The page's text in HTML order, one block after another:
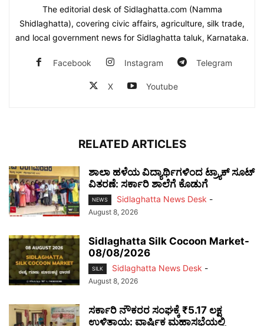
The editorial desk of Sidlaghatta.com (Namma
Shidlaghatta), covering civic affairs, agriculture, silk trade,
and local government news for Sidlaghatta taluk, Karnataka.
Facebook Instagram Telegram
X Youtube
RELATED ARTICLES
ಶಾಲಾ ಹಳೆಯ ವಿದ್ಯಾರ್ಥಿಗಳಿಂದ ಟ್ರ್ಯಾಕ್‌ ಸೂಟ್
ವಿತರಣೆ: ಸರ್ಕಾರಿ ಶಾಲೆಗೆ ಕೊಡುಗೆ
NEWS Sidlaghatta News Desk -
August 8, 2026
Sidlaghatta Silk Cocoon Market-
08/08/2026
SILK Sidlaghatta News Desk -
August 8, 2026
ಸರ್ಕಾರಿ ನೌಕರರ ಸಂಘಕ್ಕೆ ₹5.17 ಲಕ್ಷ
ಉಳಿತಾಯ: ವಾರ್ಷಿಕ ಮಹಾಸಭೆಯಲ್ಲಿ